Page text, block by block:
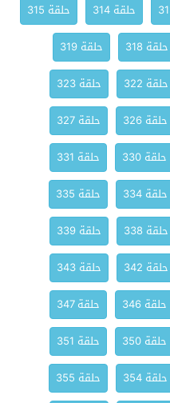
حلقة 314
حلقة 315
حلقة 318
حلقة 319
حلقة 322
حلقة 323
حلقة 326
حلقة 327
حلقة 330
حلقة 331
حلقة 334
حلقة 335
حلقة 338
حلقة 339
حلقة 342
حلقة 343
حلقة 346
حلقة 347
حلقة 350
حلقة 351
حلقة 354
حلقة 355